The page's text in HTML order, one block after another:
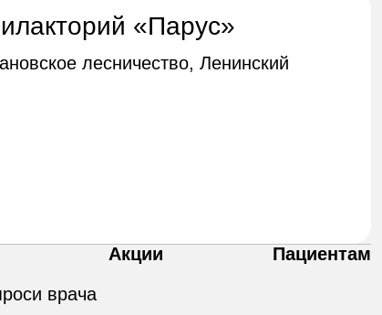
«Парус»
лесничество, Ленинский
Акции
Пациентам
врача